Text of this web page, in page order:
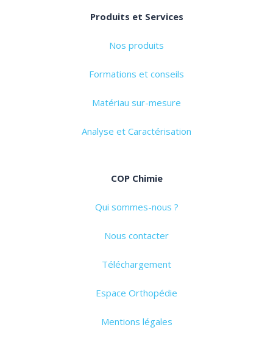
Produits et Services
Nos produits
Formations et conseils
Matériau sur-mesure
Analyse et Caractérisation
COP Chimie
Qui sommes-nous ?
Nous contacter
Téléchargement
Espace Orthopédie
Mentions légales